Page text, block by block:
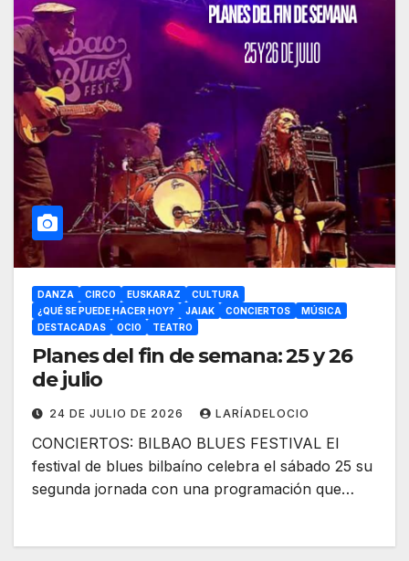
DANZA CIRCO EUSKARAZ
CULTURA
¿QUÉ SE PUEDE HACER HOY?
JAIAK CONCIERTOS
MÚSICA
DESTACADAS
OCIO TEATRO
Planes del fin de semana: 25 y 26
de julio
24 DE JULIO DE 2026 LARÍADELOCIO
CONCIERTOS: BILBAO BLUES FESTIVAL El
festival de blues bilbaíno celebra el sábado 25 su
segunda jornada con una programación que…